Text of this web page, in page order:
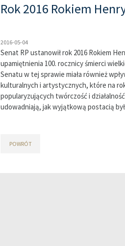
Rok 2016 Rokiem
2016-05-04
Senat RP ustanowił rok 2016 Rokiem
upamiętnienia 100. rocznicy śmierci
Senatu w tej sprawie miała również
kulturalnych i artystycznych, które na
popularyzujących twórczość i
udowadniają, jak wyjątkową postacią
POWRÓT